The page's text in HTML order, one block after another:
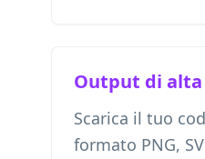
Output di
Scarica il tuo
formato PNG,